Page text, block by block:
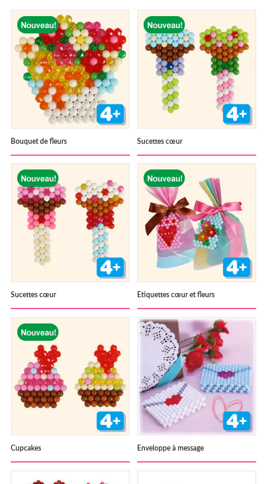
Bouquet de fleurs Sucettes cœur
Sucettes cœur Etiquettes cœur et fleurs
Cupcakes Enveloppe à message